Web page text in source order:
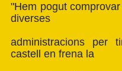
"Hem pogut
diverses
administracions per
castell en frena la